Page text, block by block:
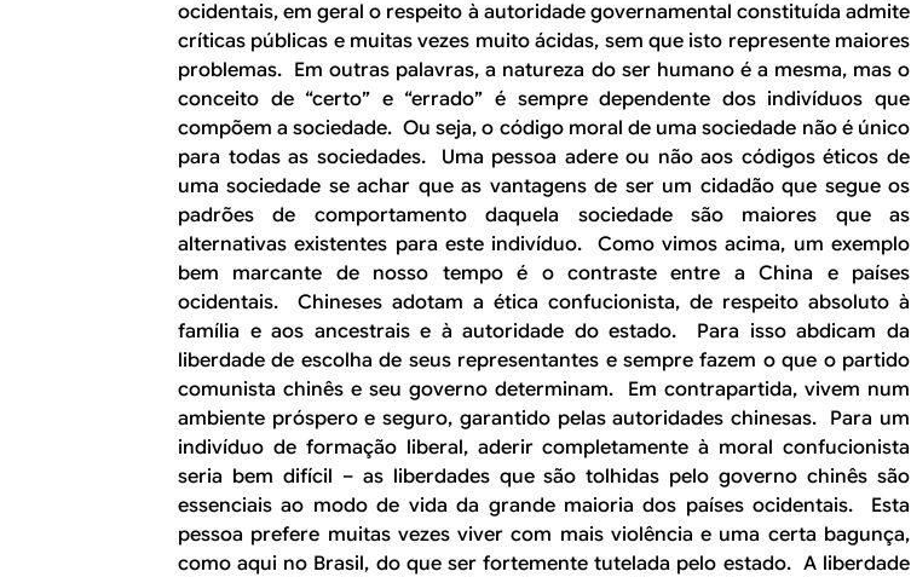
ocidentais, em geral o respeito à autoridade governamental constituída admite
críticas públicas e muitas vezes muito ácidas, sem que isto represente maiores
problemas. Em outras palavras, a natureza do ser humano é a mesma, mas o
conceito de “certo” e “errado” é sempre dependente dos indivíduos que
compõem a sociedade. Ou seja, o código moral de uma sociedade não é único
para todas as sociedades. Uma pessoa adere ou não aos códigos éticos de
uma sociedade se achar que as vantagens de ser um cidadão que segue os
padrões de comportamento daquela sociedade são maiores que as
alternativas existentes para este indivíduo. Como vimos acima, um exemplo
bem marcante de nosso tempo é o contraste entre a China e países
ocidentais. Chineses adotam a ética confucionista, de respeito absoluto à
família e aos ancestrais e à autoridade do estado. Para isso abdicam da
liberdade de escolha de seus representantes e sempre fazem o que o partido
comunista chinês e seu governo determinam. Em contrapartida, vivem num
ambiente próspero e seguro, garantido pelas autoridades chinesas. Para um
indivíduo de formação liberal, aderir completamente à moral confucionista
seria bem difícil – as liberdades que são tolhidas pelo governo chinês são
essenciais ao modo de vida da grande maioria dos países ocidentais. Esta
pessoa prefere muitas vezes viver com mais violência e uma certa bagunça,
como aqui no Brasil, do que ser fortemente tutelada pelo estado. A liberdade